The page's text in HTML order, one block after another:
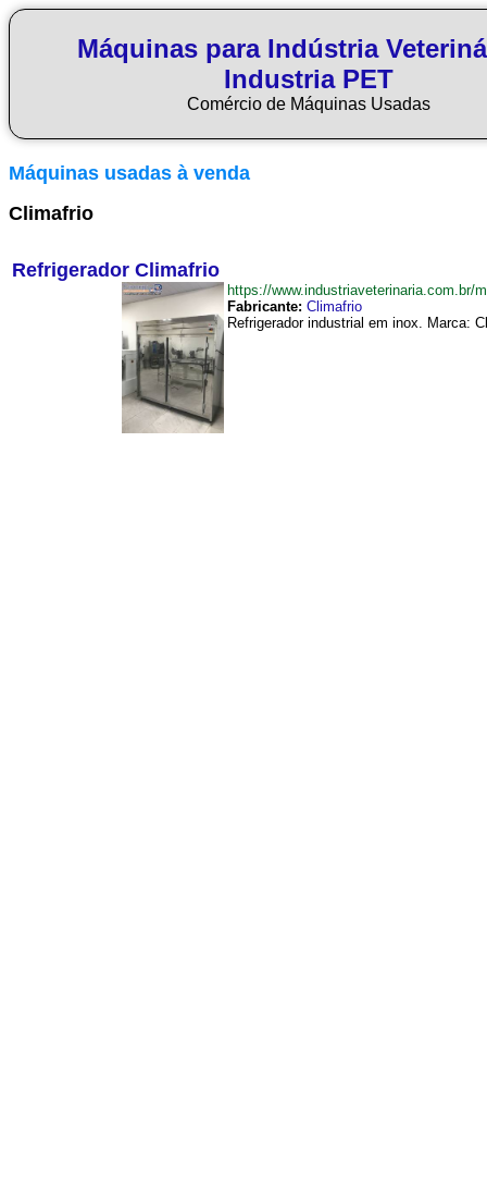
Máquinas para Indústria
Industria PET
Comércio de Máquinas Usadas
Máquinas usadas à venda
Climafrio
Refrigerador Climafrio
https://www.industriaveterinaria.com.br/
Fabricante: Climafrio
Refrigerador industrial em inox. Marca: